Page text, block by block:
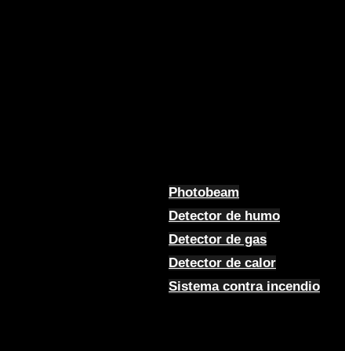
Photobeam
Detector de humo
Detector de gas
Detector de calor
Sistema contra incendio